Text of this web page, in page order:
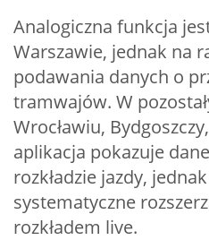
Analogiczna funkcja
Warszawie, jednak na
podawania danych o
tramwajów. W
Wrocławiu,
aplikacja pokazuje
rozkładzie jazdy,
systematyczne
rozkładem live.